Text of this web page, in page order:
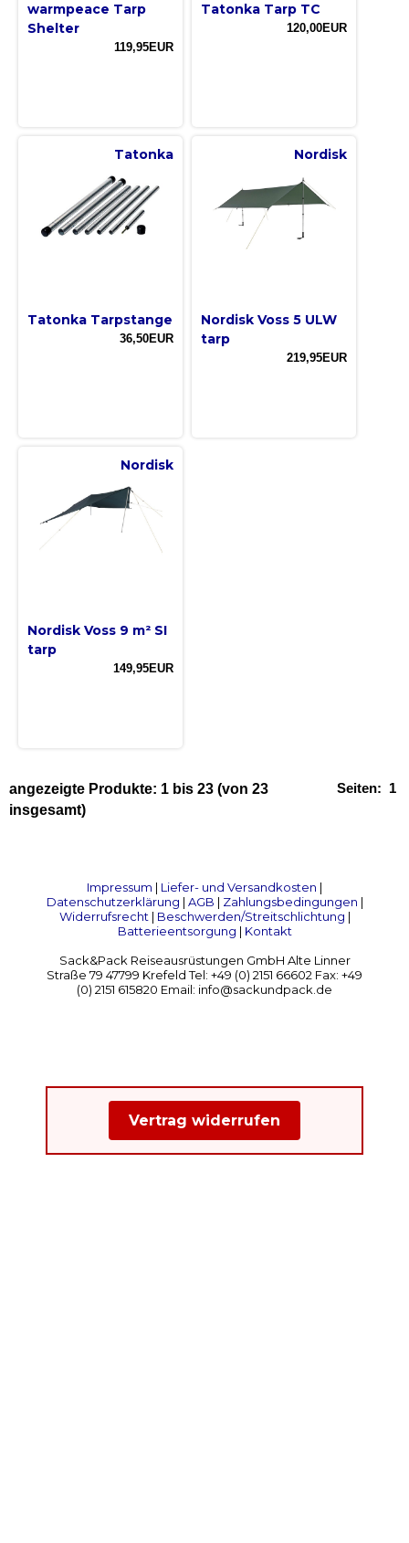
warmpeace Tarp
Shelter
119,95EUR
Tatonka Tarp TC
120,00EUR
Tatonka
Tatonka Tarpstange
36,50EUR
Nordisk
Nordisk Voss 5 ULW
tarp
219,95EUR
Nordisk
Nordisk Voss 9 m² SI
tarp
149,95EUR
Seiten: 1
angezeigte Produkte: 1 bis 23 (von 23
insgesamt)
Impressum | Liefer- und Versandkosten |
Datenschutzerklärung | AGB | Zahlungsbedingungen |
Widerrufsrecht| Beschwerden/Streitschlichtung |
Batterieentsorgung | Kontakt
Sack&Pack Reiseausrüstungen GmbH Alte Linner
Straße 79 47799 Krefeld Tel: +49 (0) 2151 66602 Fax: +49
(0) 2151 615820 Email: info@sackundpack.de
Vertrag widerrufen